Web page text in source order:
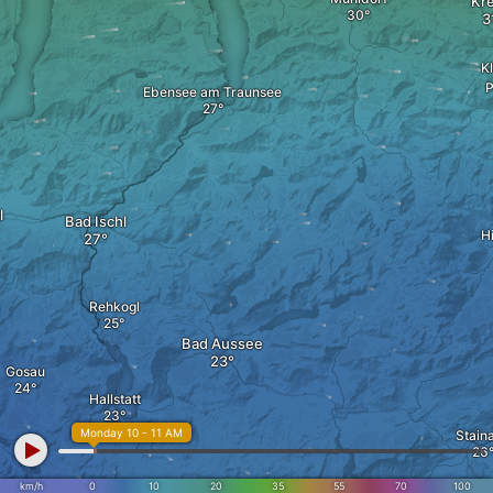
Ebensee am Traunsee
Bad Aussee
Bad Ischl
Hallstatt
Rehkogl
Gosau
km/h 0 10 20 35 55 70 100
Monday 10 - 11 AM